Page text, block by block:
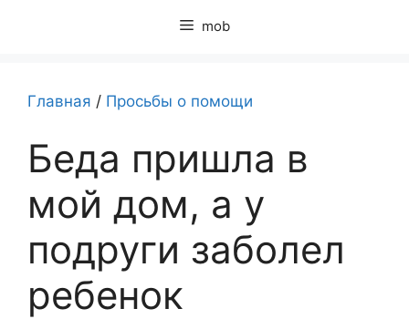
mob
Главная / Просьбы о помощи
Беда пришла в
мой дом, а у
подруги заболел
ребенок